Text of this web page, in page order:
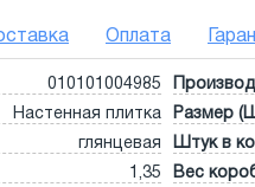
Оплата
010101004985
Настенная плитка Размер
глянцевая Штук в
1,35 Вес